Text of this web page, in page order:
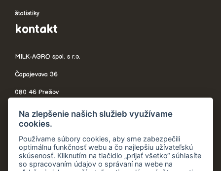
štatistiky
kontakt
MILK-AGRO spol. s r.o.
Čapajevova 36
080 46 Prešov
Slovensko
telefón:+421 908 705 544
Na zlepšenie našich služieb využívame
cookies.
Používame súbory cookies, aby sme zabezpečili
optimálnu funkčnosť webu a čo najlepšiu užívateľskú
skúsenosť. Kliknutím na tlačidlo „prijať všetko“ súhlasíte
so spracovaním údajov o správaní na webe na